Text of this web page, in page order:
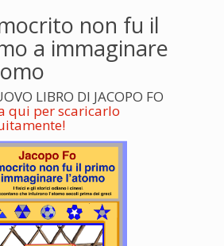
non fu il
a immaginare
LIBRO DI JACOPO FO
qui per scaricarlo